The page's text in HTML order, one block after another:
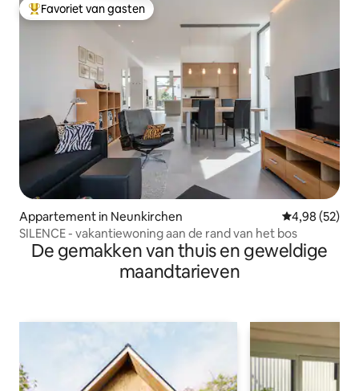
Topfavoriet van gasten
Favoriet van gasten
Appartement in Neunkirchen Gemiddelde
4,98 (52)
SILENCE - vakantiewoning aan de rand van het bos
De gemakken van thuis en geweldige
maandtarieven